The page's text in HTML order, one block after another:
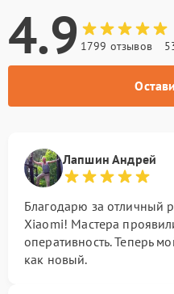
4.9 1799 отзывов
Лапшин Андрей
Благодарю за отличный
Xiaomi! Мастера
оперативность. Теперь
как новый.